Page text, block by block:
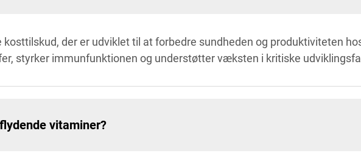
der er udviklet til at forbedre sundheden og produktiviteten
styrker immunfunktionen og understøtter væksten i kritiske
vitaminer?